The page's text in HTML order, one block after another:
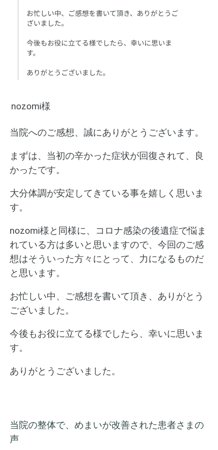
nozomi様
当院へのご感想、誠にありがとうございます。
まずは、当初の辛かった症状が回復されて、良
かったです。
大分体調が安定してきている事を嬉しく思いま
す。
nozomi様と同様に、コロナ感染の後遺症で悩ま
れている方は多いと思いますので、今回のご感
想はそういった方々にとって、力になるものだ
と思います。
お忙しい中、ご感想を書いて頂き、ありがとう
ございました。
今後もお役に立てる様でしたら、幸いに思いま
す。
ありがとうございました。
当院の整体で、めまいが改善された患者さまの
声